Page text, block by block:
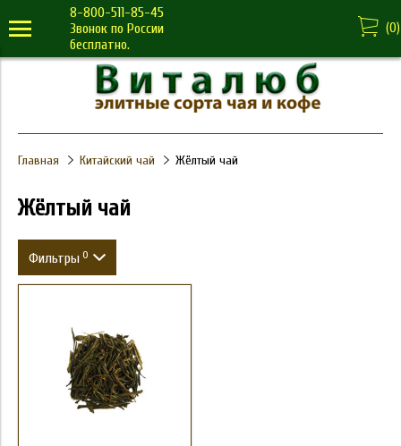
8-800-511-85-45
Звонок по России
бесплатно.
(0)
Главная Китайский чай Жёлтый чай
Жёлтый чай
Фильтры 0